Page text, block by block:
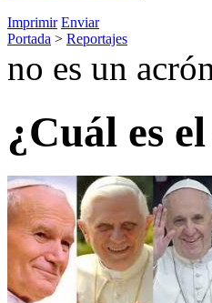
Imprimir Enviar
Portada > Reportajes
no es un
¿Cuál es